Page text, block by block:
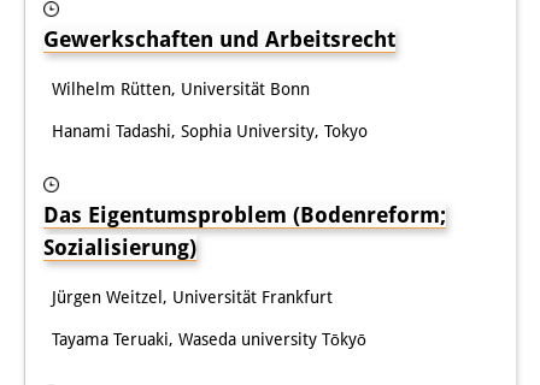
Gewerkschaften und Arbeitsrecht
Wilhelm Rütten, Universität Bonn
Hanami Tadashi, Sophia University, Tokyo
Das Eigentumsproblem (Bodenreform;
Sozialisierung)
Jürgen Weitzel, Universität Frankfurt
Tayama Teruaki, Waseda university Tōkyō